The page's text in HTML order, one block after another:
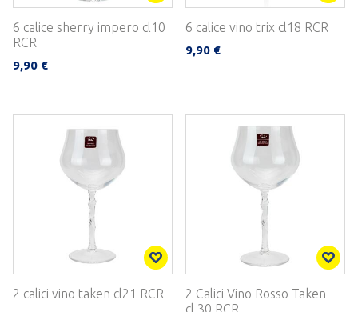
6 calice sherry impero cl10
RCR
9,90 €
6 calice vino trix cl18 RCR
9,90 €
2 calici vino taken cl21 RCR
2 Calici Vino Rosso Taken
cl.30 RCR